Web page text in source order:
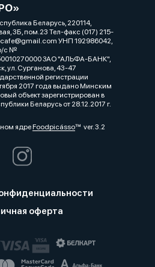
Беларусь, 220114,
3Б, пом.23 Тел-факс (017) 215-
УНП 192986042,
с №
ЗАО "АЛЬФА-БАНК",
ул. Сурганова, 43-47
регистрации
2017 года выдано Минским
объект зарегистрирован в
Беларусь от 28.12.2017 г.
ядреFoodpicássover. 3.2
оферта